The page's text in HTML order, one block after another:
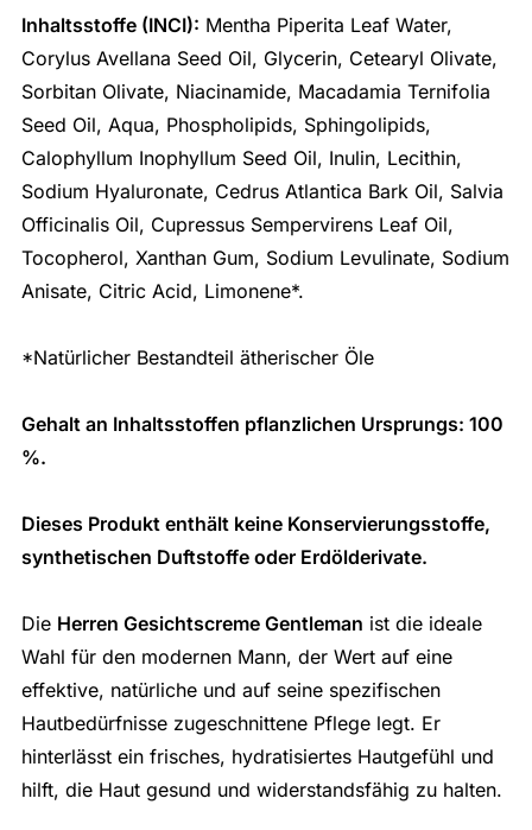
Inhaltsstoffe (INCI): Mentha Piperita Leaf Water,
Corylus Avellana Seed Oil, Glycerin, Cetearyl Olivate,
Sorbitan Olivate, Niacinamide, Macadamia Ternifolia
Seed Oil, Aqua, Phospholipids, Sphingolipids,
Calophyllum Inophyllum Seed Oil, Inulin, Lecithin,
Sodium Hyaluronate, Cedrus Atlantica Bark Oil, Salvia
Officinalis Oil, Cupressus Sempervirens Leaf Oil,
Tocopherol, Xanthan Gum, Sodium Levulinate, Sodium
Anisate, Citric Acid, Limonene*.
*Natürlicher Bestandteil ätherischer Öle
Gehalt an Inhaltsstoffen pflanzlichen Ursprungs: 100
%.
Dieses Produkt enthält keine Konservierungsstoffe,
synthetischen Duftstoffe oder Erdölderivate.
Die Herren Gesichtscreme Gentleman ist die ideale
Wahl für den modernen Mann, der Wert auf eine
effektive, natürliche und auf seine spezifischen
Hautbedürfnisse zugeschnittene Pflege legt. Er
hinterlässt ein frisches, hydratisiertes Hautgefühl und
hilft, die Haut gesund und widerstandsfähig zu halten.